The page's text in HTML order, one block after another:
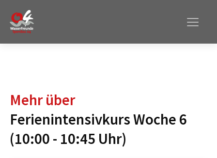
Mehr über
Ferienintensivkurs Woche 6
(10:00 - 10:45 Uhr)